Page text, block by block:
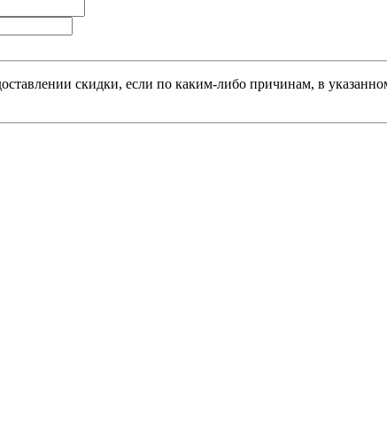
скидки, если по каким-либо причинам, в